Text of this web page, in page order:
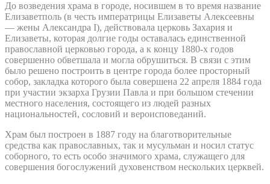
До возведения храма в городе, носившем в то время название
Елизаветполь (в честь императрицы Елизаветы Алексеевны
— жены Александра I), действовала церковь Захария и
Елизаветы, которая долгие годы оставалась единственной
православной церковью города, а к концу 1880-х годов
совершенно обветшала и могла обрушиться. В связи с этим
было решено построить в центре города более просторный
собор, закладка которого была совершена 22 апреля 1884 года
при участии экзарха Грузии Павла и при большом стечении
местного населения, состоящего из людей разных
национальностей, сословий и вероисповеданий.
Храм был построен в 1887 году на благотворительные
средства как православных, так и мусульман и носил статус
соборного, то есть особо значимого храма, служащего для
совершения богослужений духовенством нескольких церквей.